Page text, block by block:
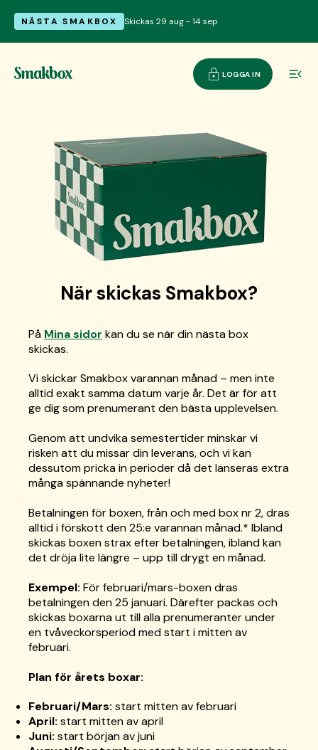
NÄSTA SMAKBOX Skickas 29 aug - 14 sep
LOGGA IN
När skickas Smakbox?
På Mina sidor kan du se när din nästa box
skickas.
Vi skickar Smakbox varannan månad – men inte
alltid exakt samma datum varje år. Det är för att
ge dig som prenumerant den bästa upplevelsen.
Genom att undvika semestertider minskar vi
risken att du missar din leverans, och vi kan
dessutom pricka in perioder då det lanseras extra
många spännande nyheter!
Betalningen för boxen, från och med box nr 2, dras
alltid i förskott den 25:e varannan månad.* Ibland
skickas boxen strax efter betalningen, ibland kan
det dröja lite längre – upp till drygt en månad.
Exempel: För februari/mars-boxen dras
betalningen den 25 januari. Därefter packas och
skickas boxarna ut till alla prenumeranter under
en tvåveckorsperiod med start i mitten av
februari.
Plan för årets boxar:
Februari/Mars: start mitten av februari
April: start mitten av april
Juni: start början av juni